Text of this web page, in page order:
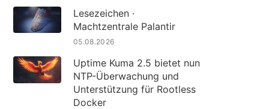
Lesezeichen ·
Machtzentrale Palantir
05.08.2026
Uptime Kuma 2.5 bietet nun
NTP-Überwachung und
Unterstützung für Rootless
Docker